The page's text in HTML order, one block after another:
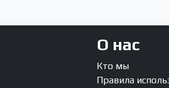
О нас
Кто мы
Правила